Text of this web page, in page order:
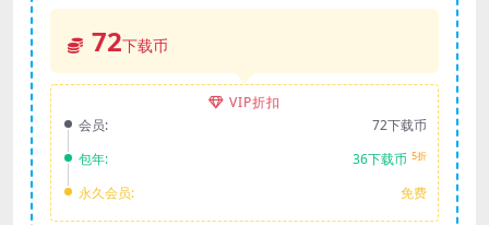
72下载币
VIP折扣
会员:
72下载币
包年:
36下载币 5折
永久会员: 免费